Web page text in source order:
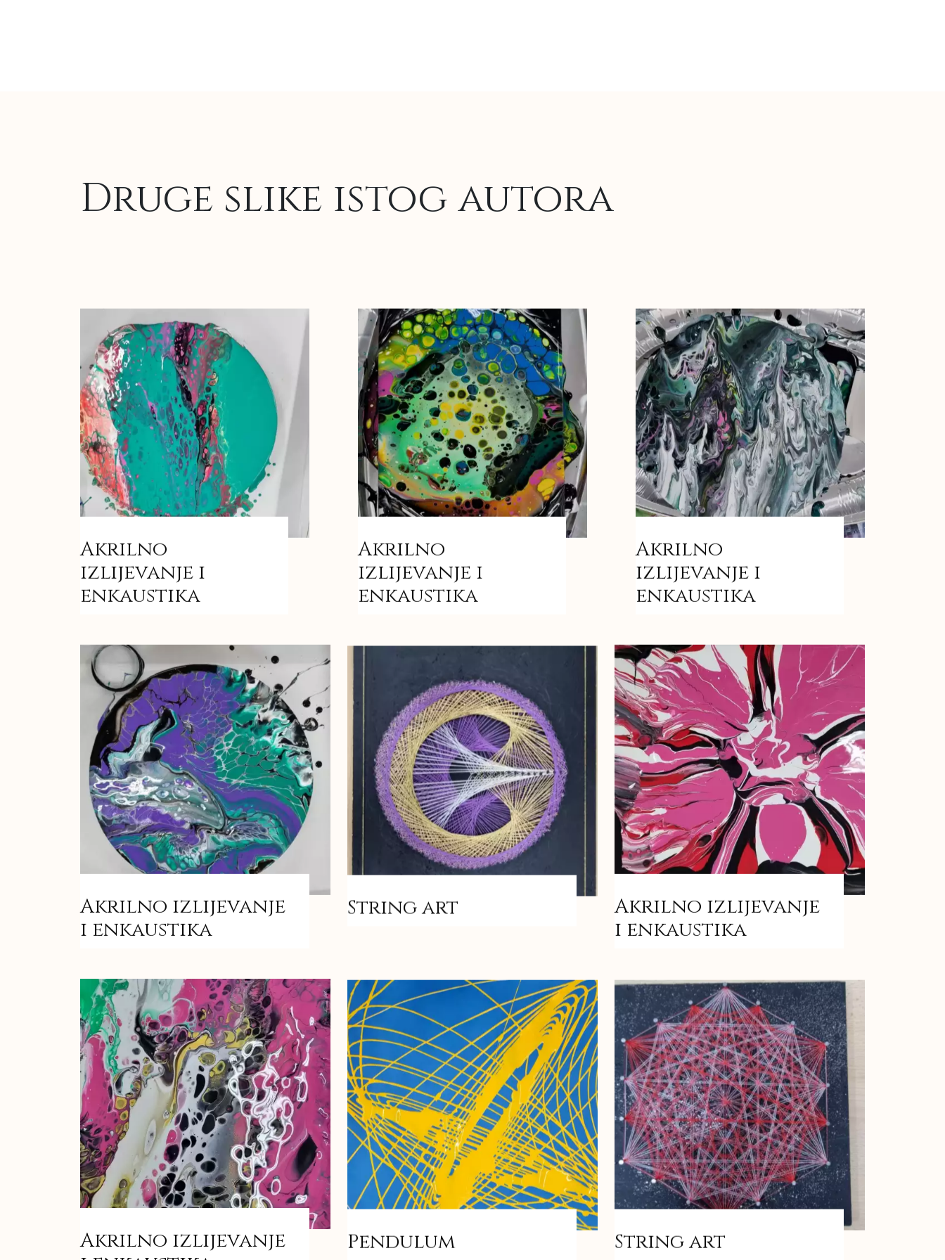
Druge slike istog autora
Akrilno
izlijevanje i
enkaustika
Akrilno
izlijevanje i
enkaustika
Akrilno
izlijevanje i
enkaustika
Akrilno izlijevanje
i enkaustika
String art
Akrilno izlijevanje
i enkaustika
Akrilno izlijevanje
Pendulum String art